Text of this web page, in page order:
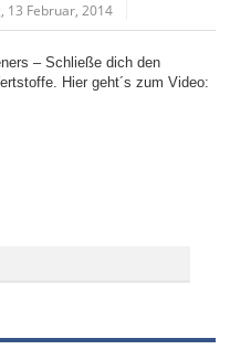
13 Februar, 2014
– Schließe dich den
Hier geht´s zum Video: